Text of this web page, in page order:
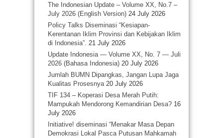
The Indonesian Update – Volume XX, No.7 –
July 2026 (English Version) 24 July 2026
Policy Talks Diseminasi “Kesiapan-
Kerentanan Iklim Provinsi dan Kebijakan Iklim
di Indonesia”. 21 July 2026
Update Indonesia — Volume XX, No. 7 — Juli
2026 (Bahasa Indonesia) 20 July 2026
Jumlah BUMN Dipangkas, Jangan Lupa Jaga
Kualitas Prosesnya 20 July 2026
TIF 134 – Koperasi Desa Merah Putih:
Mampukah Mendorong Kemandirian Desa? 16
July 2026
Initiative! diseminasi “Menakar Masa Depan
Demokrasi Lokal Pasca Putusan Mahkamah